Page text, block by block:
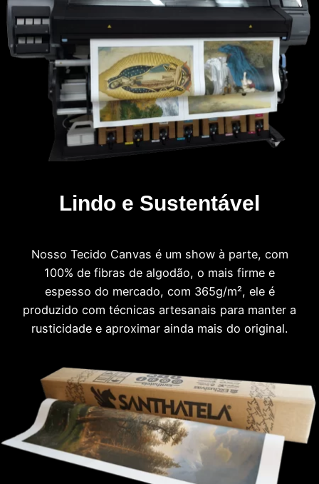
Lindo e Sustentável
Nosso Tecido Canvas é um show à parte, com
100% de fibras de algodão, o mais firme e
espesso do mercado, com 365g/m², ele é
produzido com técnicas artesanais para manter a
rusticidade e aproximar ainda mais do original.